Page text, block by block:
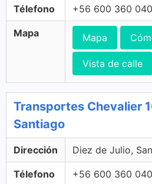
Télefono +56 600 360
Mapa Mapa
Vista de calle
Transportes Chevalier
Santiago
Dirección Diez de Julio,
Télefono +56 600 360